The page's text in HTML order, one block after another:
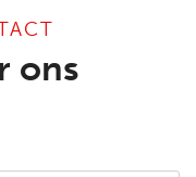
ons